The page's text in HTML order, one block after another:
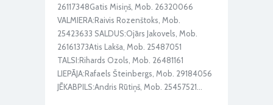
26117348Gatis Misiņš, Mob. 26320066
VALMIERA:Raivis Rozenštoks, Mob.
25423633 SALDUS:Ojārs Jakovels, Mob.
26161373Atis Lakša, Mob. 25487051
TALSI:Rihards Ozols, Mob. 26481161
LIEPĀJA:Rafaels Šteinbergs, Mob. 29184056
JĒKABPILS:Andris Rūtiņš, Mob. 25457521…